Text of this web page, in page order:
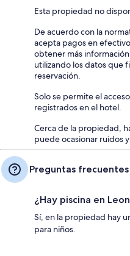
Esta propiedad no
De acuerdo con la
acepta pagos en
obtener más
utilizando los datos que
reservación.
Solo se permite el
registrados en el hotel.
Cerca de la propiedad,
puede ocasionar ruidos
Preguntas frecuentes
¿Hay piscina en
Sí, en la propiedad hay
para niños.